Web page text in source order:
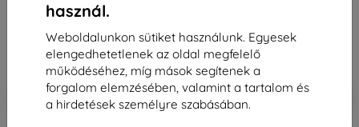
használ.
Weboldalunkon sütiket használunk. Egyesek
elengedhetetlenek az oldal megfelelő
működéséhez, míg mások segítenek a
forgalom elemzésében, valamint a tartalom és
a hirdetések személyre szabásában.
Vegső ár
327 190 Ft
294 471 Ft
-10% Kedvezmény kuponnal EXTRA10 Kosárba